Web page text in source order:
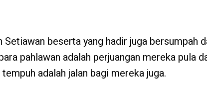
beserta yang hadir juga bersumpah
pahlawan adalah perjuangan mereka pula
adalah jalan bagi mereka juga.